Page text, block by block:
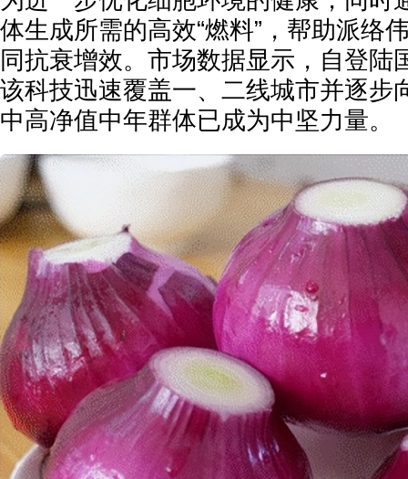
体生成所需的高效“燃料”，帮助派络
同抗衰增效。市场数据显示，自登陆
该科技迅速覆盖一、二线城市并逐步
中高净值中年群体已成为中坚力量。